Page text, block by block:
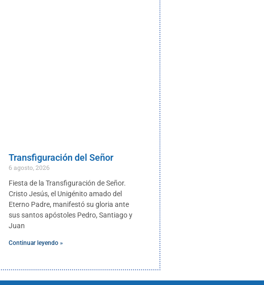
Transfiguración del Señor
6 agosto, 2026
Fiesta de la Transfiguración de Señor.
Cristo Jesús, el Unigénito amado del
Eterno Padre, manifestó su gloria ante
sus santos apóstoles Pedro, Santiago y
Juan
Continuar leyendo »